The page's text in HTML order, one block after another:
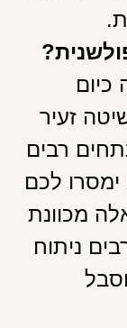
כיום
זעיר
רבים
ימסרו לכם
מכוונת
ניתוח